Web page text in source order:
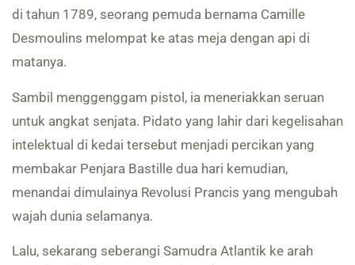
di tahun 1789, seorang pemuda bernama Camille
Desmoulins melompat ke atas meja dengan api di
matanya.
Sambil menggenggam pistol, ia meneriakkan seruan
untuk angkat senjata. Pidato yang lahir dari kegelisahan
intelektual di kedai tersebut menjadi percikan yang
membakar Penjara Bastille dua hari kemudian,
menandai dimulainya Revolusi Prancis yang mengubah
wajah dunia selamanya.
Lalu, sekarang seberangi Samudra Atlantik ke arah